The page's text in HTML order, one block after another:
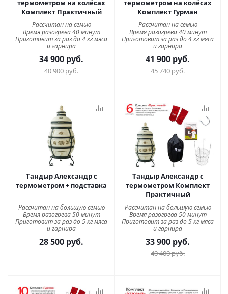
термометром на колёсах
Комплект Практичный
Рассчитан на семью
Время разогрева 40 минут
Приготовит за раз до 4 кг мяса
и гарнира
34 900 руб.
40 900руб.
термометром на колёсах
Комплект Гурман
Рассчитан на семью
Время разогрева 40 минут
Приготовит за раз до 4 кг мяса
и гарнира
41 900 руб.
45 740руб.
Тандыр Александр с
термометром + подставка
Рассчитан на большую семью
Время разогрева 50 минут
Приготовит за раз до 5 кг мяса
и гарнира
28 500 руб.
Тандыр Александр с
термометром Комплект
Практичный
Рассчитан на большую семью
Время разогрева 50 минут
Приготовит за раз до 5 кг мяса
и гарнира
33 900 руб.
40 400руб.